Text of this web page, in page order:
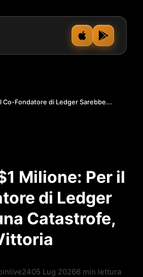
Co-Fondatore di Ledger Sarebbe...
Milione: Per il
di Ledger
Catastrofe,
05 Lug 20266 min lettura